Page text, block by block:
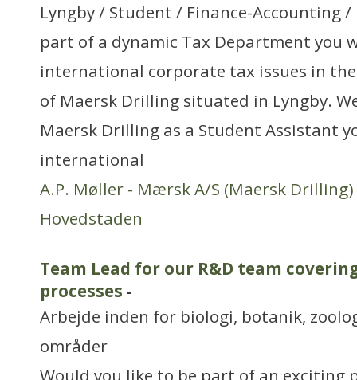
Lyngby / Student / Finance-Accounting /
part of a dynamic Tax Department you
international corporate tax issues in
of Maersk Drilling situated in Lyngby.
Maersk Drilling as a Student Assistant
international
A.P. Møller - Mærsk A/S (Maersk Drilling)
Hovedstaden
Team Lead for our R&D team
processes -
Arbejde inden for biologi, botanik,
områder
Would you like to be part of an exciting